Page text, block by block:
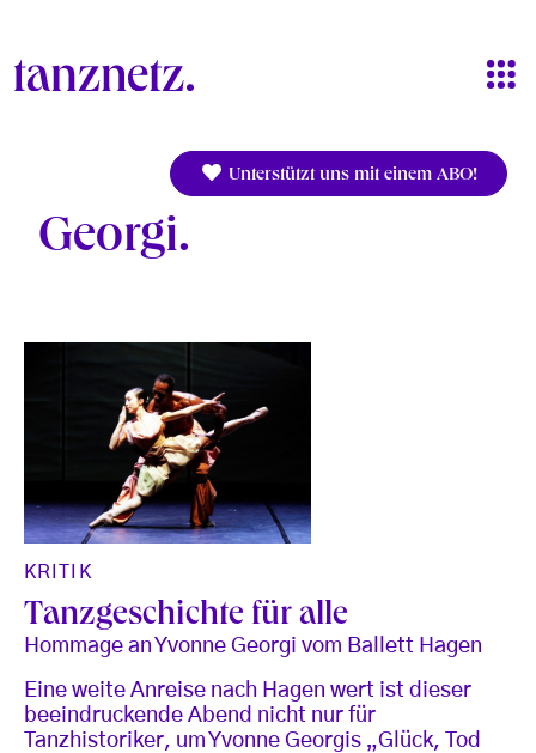
Unterstützt uns mit einem ABO!
Georgi
KRITIK
Tanzgeschichte für alle
Hommage an Yvonne Georgi vom Ballett Hagen
Eine weite Anreise nach Hagen wert ist dieser
beeindruckende Abend nicht nur für
Tanzhistoriker, um Yvonne Georgis „Glück, Tod